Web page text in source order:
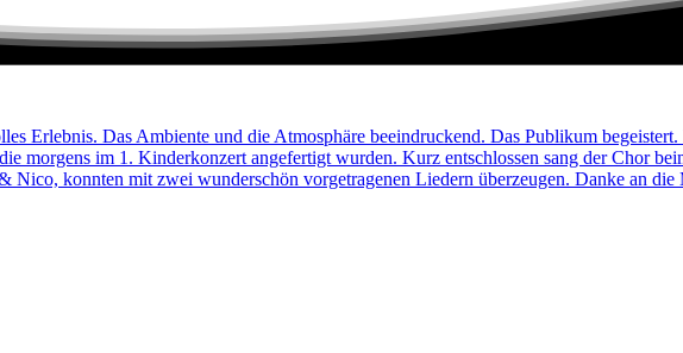
Erlebnis. Das Ambiente und die Atmosphäre beeindruckend. Das Publikum
morgens im 1. Kinderkonzert angefertigt wurden. Kurz entschlossen sang der Chor
Nico, konnten mit zwei wunderschön vorgetragenen Liedern überzeugen. Danke an